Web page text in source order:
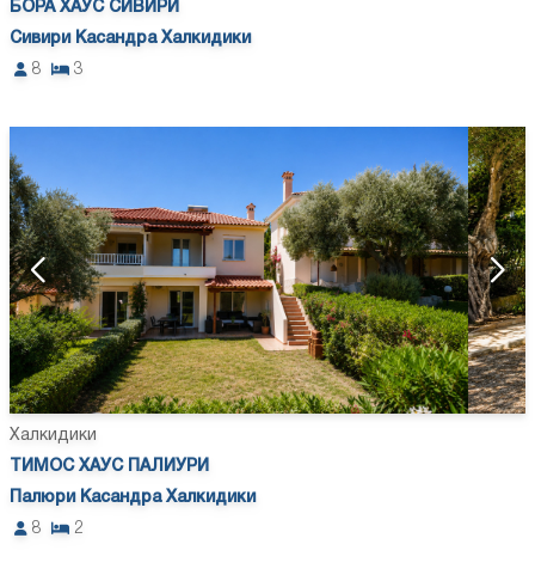
БОРА ХАУС СИВИРИ
Сивири Касандра Халкидики
8
3
Халкидики
ТИМОС ХАУС ПАЛИУРИ
Палюри Касандра Халкидики
8
2